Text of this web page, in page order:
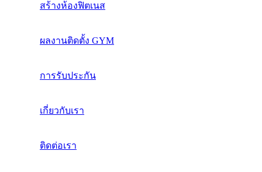
สร้างห้องฟิตเนส
ผลงานติดตั้ง GYM
การรับประกัน
เกี่ยวกับเรา
ติดต่อเรา